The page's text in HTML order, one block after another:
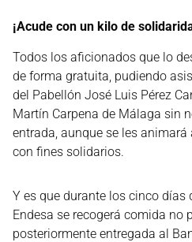
¡Acude con un kilo de
Todos los aficionados que lo
de forma gratuita, pudiendo
del Pabellón José Luis Pérez
Martín Carpena de Málaga sin
entrada, aunque se les
con fines solidarios.
Y es que durante los cinco días
Endesa se recogerá comida no
posteriormente entregada al